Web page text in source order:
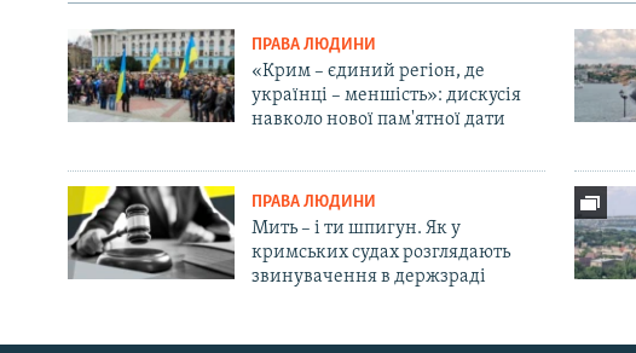
Русский
ПРАВА ЛЮДИНИ
«Крим – єдиний регіон, де
українці – меншість»: дискусія
навколо нової пам'ятної дати
ПРАВА ЛЮДИНИ
Мить – і ти шпигун. Як у
кримських судах розглядають
звинувачення в держзраді